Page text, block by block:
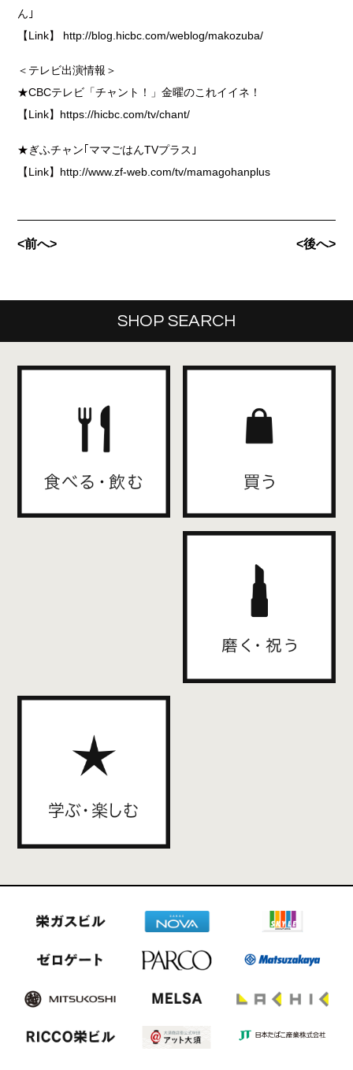
ん｣
【Link】 http://blog.hicbc.com/weblog/makozuba/
＜テレビ出演情報＞
★CBCテレビ「チャント！」金曜のこれイイネ！
【Link】 https://hicbc.com/tv/chant/
★ぎふチャン｢ママごはんTVプラス｣
【Link】 http://www.zf-web.com/tv/mamagohanplus
<前へ> <後へ>
SHOP SEARCH